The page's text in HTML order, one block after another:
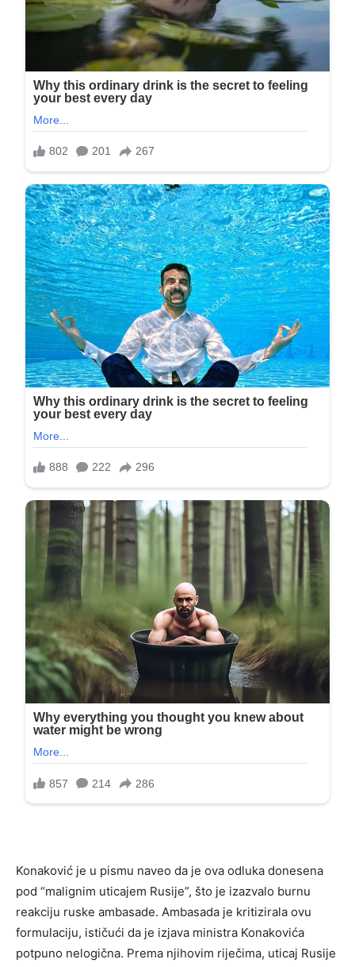
Konaković je u pismu naveo da je ova odluka donesena
pod “malignim uticajem Rusije”, što je izazvalo burnu
reakciju ruske ambasade. Ambasada je kritizirala ovu
formulaciju, ističući da je izjava ministra Konakovića
potpuno nelogična. Prema njihovim riječima, uticaj Rusije